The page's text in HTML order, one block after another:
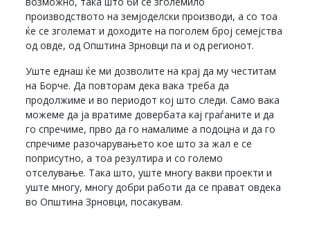
производството на земјоделски производи, а со тоа
ќе се зголемат и доходите на поголем број семејства
од овде, од Општина Зрновци па и од регионот.
Уште еднаш ќе ми дозволите на крај да му честитам
на Борче. Да повторам дека вака треба да
продолжиме и во периодот кој што следи. Само вака
можеме да ја вратиме довербата кај граѓаните и да
го спречиме, прво да го намалиме а подоцна и да го
спречиме разочарувањето кое што за жал е се
поприсутно, а тоа резултира и со големо
отселување. Така што, уште многу вакви проекти и
уште многу, многу добри работи да се прават овдека
во Општина Зрновци, посакувам.